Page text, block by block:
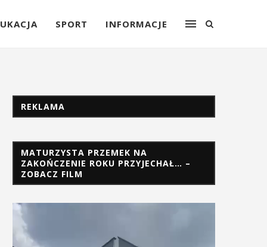
SPORT INFORMACJE
REKLAMA
MATURZYSTA PRZEMEK NA
ZAKOŃCZENIE ROKU PRZYJECHAŁ… –
ZOBACZ FILM
Odtwarzacz
video